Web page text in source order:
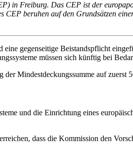
in Freiburg. Das CEP ist der
beruhen auf den Grundsätzen
gegenseitige Beistandspflicht
müssen sich künftig bei
Mindestdeckungssumme auf
und die Einrichtung eines
dass die Kommission den